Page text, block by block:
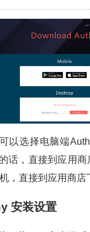
以选择电脑端
话，直接到应用商
，直接到应用商店
安装设置